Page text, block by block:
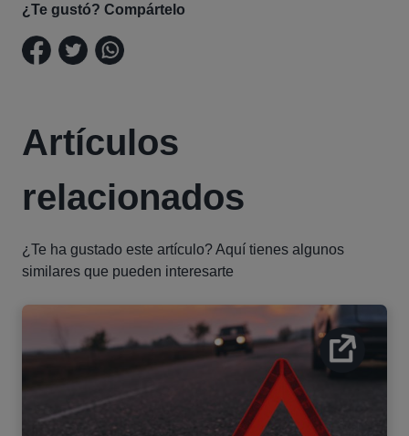
¿Te gustó? Compártelo
Artículos
relacionados
¿Te ha gustado este artículo? Aquí tienes algunos
similares que pueden interesarte